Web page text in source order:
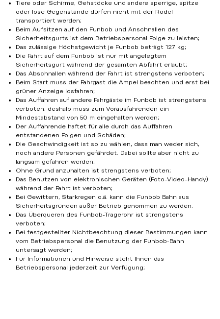
Tiere oder Schirme, Gehstöcke und andere sperrige, spitze
oder lose Gegenstände dürfen nicht mit der Rodel
transportiert werden;
Beim Aufsitzen auf den Funbob und Anschnallen des
Sicherheitsgurts ist dem Betriebspersonal Folge zu leisten;
Das zulässige Höchstgewicht je Funbob beträgt 127 kg;
Die Fahrt auf dem Funbob ist nur mit angelegtem
Sicherheitsgurt während der gesamten Abfahrt erlaubt;
Das Abschnallen während der Fahrt ist strengstens verboten;
Beim Start muss der Fahrgast die Ampel beachten und erst bei
grüner Anzeige losfahren;
Das Auffahren auf andere Fahrgäste im Funbob ist strengstens
verboten, deshalb muss zum Vorausfahrenden ein
Mindestabstand von 50 m eingehalten werden;
Der Auffahrende haftet für alle durch das Auffahren
entstandenen Folgen und Schäden;
Die Geschwindigkeit ist so zu wählen, dass man weder sich,
noch andere Personen gefährdet. Dabei sollte aber nicht zu
langsam gefahren werden;
Ohne Grund anzuhalten ist strengstens verboten;
Das Benutzen von elektronischen Geräten (Foto–Video–Handy)
während der Fahrt ist verboten;
Bei Gewittern, Starkregen o.ä. kann die Funbob Bahn aus
Sicherheitsgründen außer Betrieb genommen zu werden.
Das Überqueren des Funbob-Tragerohr ist strengstens
verboten;
Bei festgestellter Nichtbeachtung dieser Bestimmungen kann
vom Betriebspersonal die Benutzung der Funbob-Bahn
untersagt werden;
Für Informationen und Hinweise steht Ihnen das
Betriebspersonal jederzeit zur Verfügung;